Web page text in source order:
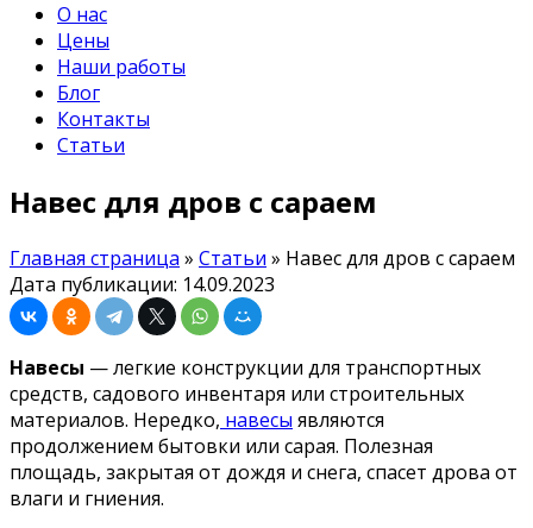
О нас
Цены
Наши работы
Блог
Контакты
Статьи
Навес для дров с сараем
Главная страница » Статьи » Навес для дров с сараем
Дата публикации: 14.09.2023
Навесы — легкие конструкции для транспортных
средств, садового инвентаря или строительных
материалов. Нередко, навесы являются
продолжением бытовки или сарая. Полезная
площадь, закрытая от дождя и снега, спасет дрова от
влаги и гниения.